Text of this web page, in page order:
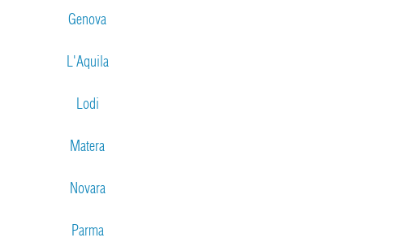
Genova
L'Aquila
Lodi
Matera
Novara
Parma